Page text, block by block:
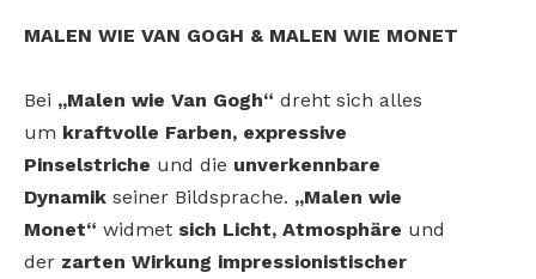
MALEN WIE VAN GOGH & MALEN WIE MONET
Bei „Malen wie Van Gogh“ dreht sich alles
um kraftvolle Farben, expressive
Pinselstriche und die unverkennbare
Dynamik seiner Bildsprache. „Malen wie
Monet“ widmet sich Licht, Atmosphäre und
der zarten Wirkung impressionistischer